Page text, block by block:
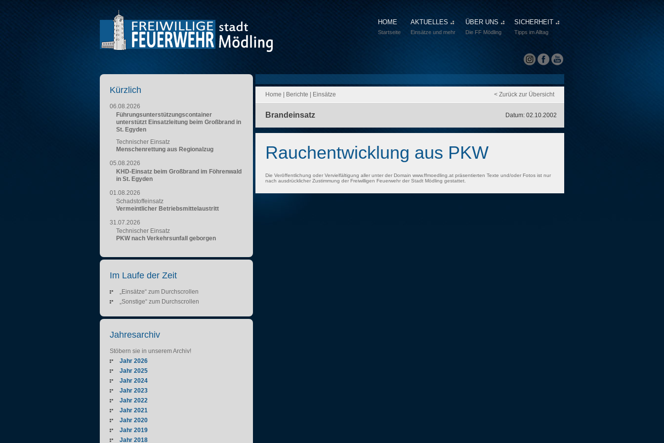
HOME
Startseite
AKTUELLES
Einsätze und mehr
ÜBER UNS
Die FF Mödling
SICHERHEIT
Tipps im Alltag
Home Berichte Einsätze < Zurück zur Übersicht
Brandeinsatz Datum: 02.10.2002
Rauchentwicklung aus PKW
Die Veröffentlichung oder Vervielfältigung aller unter der Domain www.ffmoedling.at präsentierten Texte und/oder Fotos ist nur
nach ausdrücklicher Zustimmung der Freiwilligen Feuerwehr der Stadt Mödling gestattet.
Kürzlich
06.08.2026
Führungsunterstützungscontainer
unterstützt Einsatzleitung beim Großbrand in
St. Egyden
Technischer Einsatz
Menschenrettung aus Regionalzug
05.08.2026
KHD-Einsatz beim Großbrand im Föhrenwald
in St. Egyden
01.08.2026
Schadstoffeinsatz
Vermeintlicher Betriebsmittelaustritt
31.07.2026
Technischer Einsatz
PKW nach Verkehrsunfall geborgen
Im Laufe der Zeit
„Einsätze“ zum Durchscrollen
„Sonstige“ zum Durchscrollen
Jahresarchiv
Stöbern sie in unserem Archiv!
Jahr 2026
Jahr 2025
Jahr 2024
Jahr 2023
Jahr 2022
Jahr 2021
Jahr 2020
Jahr 2019
Jahr 2018